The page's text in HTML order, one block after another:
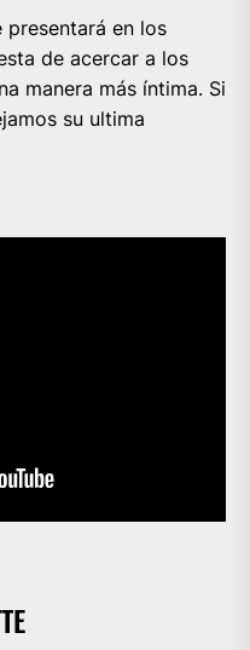
presentará en los
de acercar a los
manera más íntima. Si
su ultima